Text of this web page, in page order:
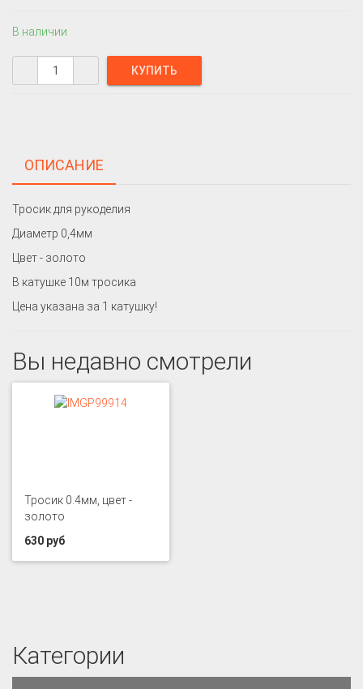
В наличии
ОПИСАНИЕ
Тросик для рукоделия
Диаметр 0,4мм
Цвет - золото
В катушке 10м тросика
Цена указана за 1 катушку!
Вы недавно смотрели
Тросик 0.4мм, цвет -
золото
630 руб
Категории